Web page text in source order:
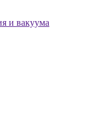
и вакуума